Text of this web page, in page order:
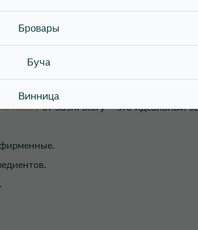
Бровары
Буча
Винница
Вышгород
Киевуот Sushi Story — это идеальный